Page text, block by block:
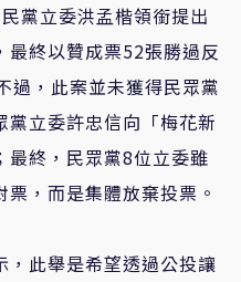
黨立委洪孟楷領銜提出
最終以贊成票52張勝過反
過，此案並未獲得民眾黨
立委許忠信向「梅花新
最終，民眾黨8位立委雖
，而是集體放棄投票。
此舉是希望透過公投讓